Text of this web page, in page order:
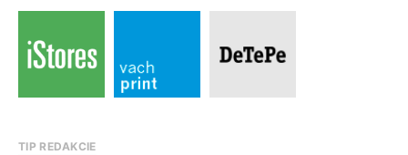
TIP REDAKCIE